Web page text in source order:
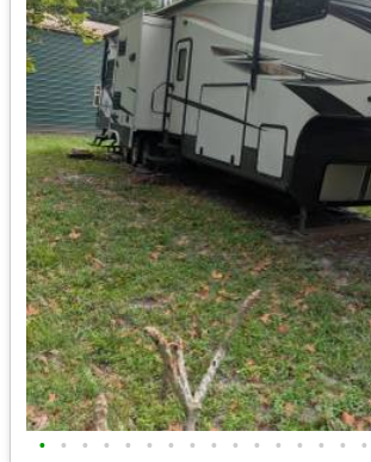
• • • • • • • • • • • • • • • •